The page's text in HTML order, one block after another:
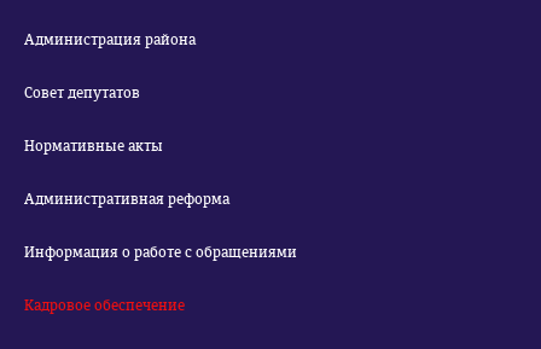
Администрация района
Совет депутатов
Нормативные акты
Административная реформа
Информация о работе с обращениями
Кадровое обеспечение